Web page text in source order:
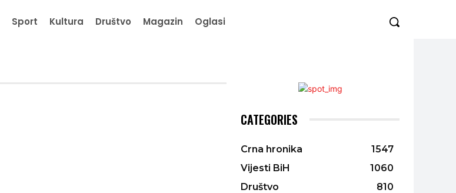
Sport Kultura Društvo Magazin Oglasi
CATEGORIES
Crna hronika
1547
Vijesti BiH
1060
Društvo
810